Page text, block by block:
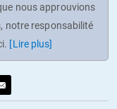
nous approuvions
notre responsabilité
[Lire plus]